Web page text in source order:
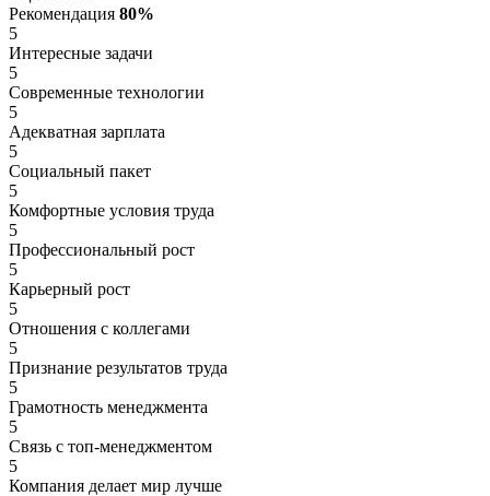
Рекомендация 80%
5
Интересные задачи
5
Современные технологии
5
Адекватная зарплата
5
Социальный пакет
5
Комфортные условия труда
5
Профессиональный рост
5
Карьерный рост
5
Отношения с коллегами
5
Признание результатов труда
5
Грамотность менеджмента
5
Связь с топ-менеджментом
5
Компания делает мир лучше